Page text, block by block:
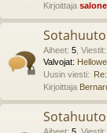
Kirjoittaja
Aiheet: 5 Viestit:
Valvojat:
Uusin viesti:
Kirjoittaja